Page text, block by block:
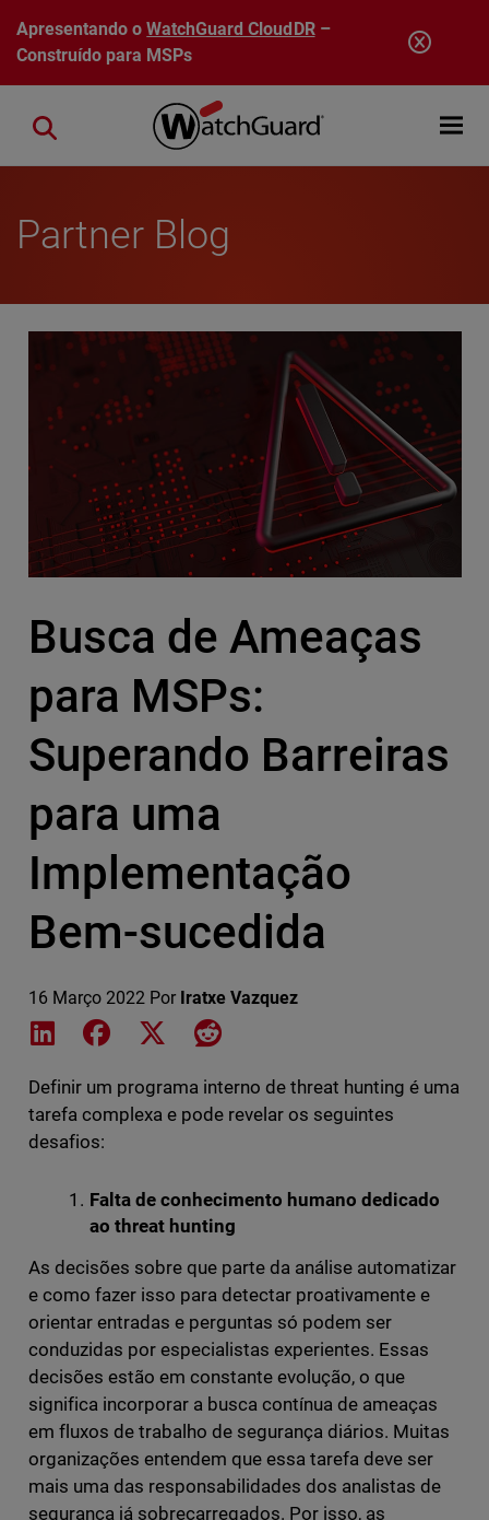
Pular para o conteúdo principal
Apresentando oWatchGuard CloudDR–
Construído para MSPs
Open
Close search
Partner Blog
Busca de Ameaças
para MSPs:
Superando Barreiras
para uma
Implementação
Bem-sucedida
16 Março 2022 Por Iratxe Vazquez
Share on LinkedIn
Share on Facebook
Share on XShare on Reddit
Definir um programa interno de threat hunting é uma
tarefa complexa e pode revelar os seguintes
desafios:
Falta de conhecimento humano dedicado
ao threat hunting
As decisões sobre que parte da análise automatizar
e como fazer isso para detectar proativamente e
orientar entradas e perguntas só podem ser
conduzidas por especialistas experientes. Essas
decisões estão em constante evolução, o que
significa incorporar a busca contínua de ameaças
em fluxos de trabalho de segurança diários. Muitas
organizações entendem que essa tarefa deve ser
mais uma das responsabilidades dos analistas de
segurança já sobrecarregados. Por isso, as